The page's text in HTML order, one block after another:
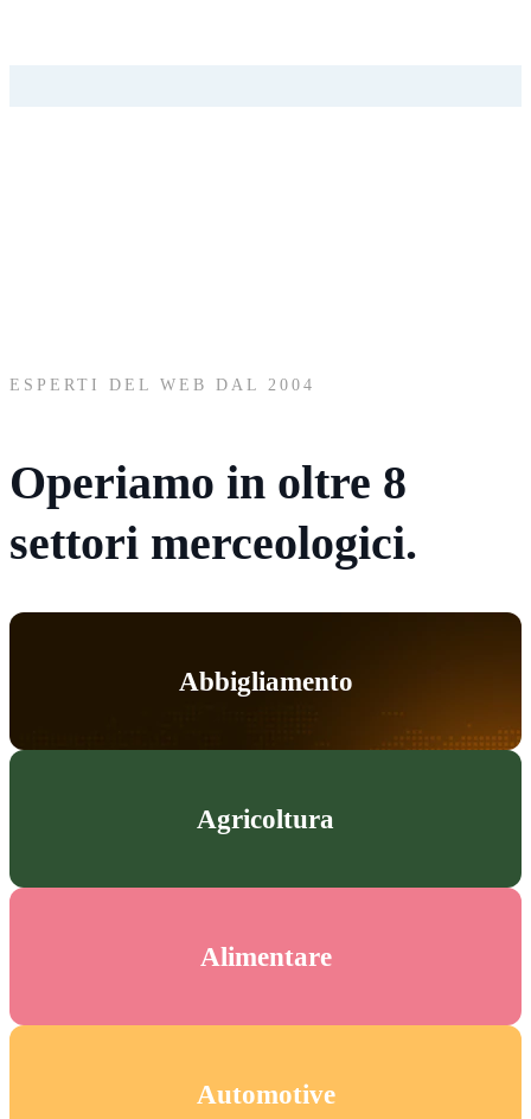
ESPERTI DEL WEB DAL 2004
Operiamo in oltre 8
settori merceologici.
Abbigliamento
Agricoltura
Alimentare
Automotive